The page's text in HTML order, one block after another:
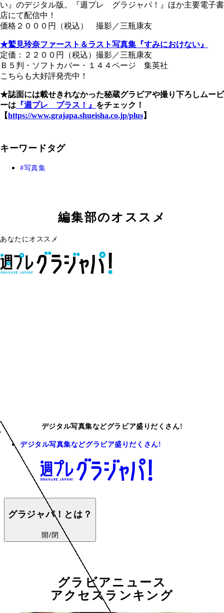
い』のデジタル版。『週プレ グラジャパ！』ほか主要電子書
店にて配信中！
価格２０００円（税込） 撮影／三瓶康友
★鷲見玲奈ファースト＆ラスト写真集『すみにおけない』
定価：２２００円（税込）撮影／三瓶康友
Ｂ５判・ソフトカバー・１４４ページ 集英社
こちらも大好評発売中！
★誌面には載せきれなかった秘蔵グラビアや撮り下ろしムービ
ーは 『週プレ プラス！』 をチェック！
【https://www.grajapa.shueisha.co.jp/plus】
キーワードタグ
写真集
編集部のオススメ
あなたにオススメ
デジタル写真集などグラビア盛りだくさん!
デジタル写真集などグラビア盛りだくさん!
グラジャパ！とは？
開/閉
グラビアニュース
アクセスランキング